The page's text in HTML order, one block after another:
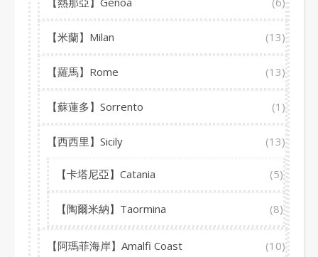
【米蘭】Milan (13)
【羅馬】Rome (13)
【蘇蓮多】Sorrento (1)
【西西里】Sicily (13)
【卡塔尼亞】Catania (5)
【陶爾米納】Taormina (8)
【阿瑪菲海岸】Amalfi Coast (10)